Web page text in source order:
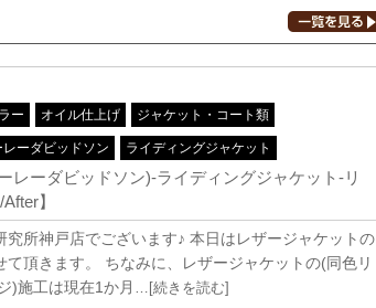
ー オイル仕上げ ジャケット・コート類
レーダビッドソン ライディングジャケット
レーダビッドソン)-ライディングジャケット-リ
】
究所神戸店でございます♪ 本日はレザージャケットの
て頂きます。 ちなみに、レザージャケットの(同色リ
)施工は現在1か月 …[続きを読む]